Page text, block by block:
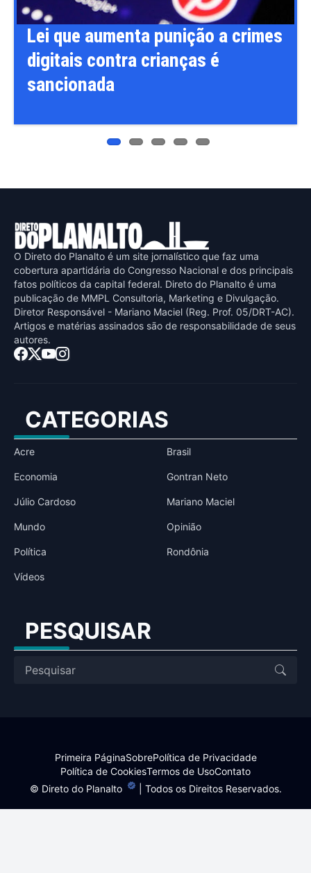
Lei que aumenta punição a crimes
digitais contra crianças é
sancionada
O Direto do Planalto é um site jornalístico que faz uma
cobertura apartidária do Congresso Nacional e dos principais
fatos políticos da capital federal. Direto do Planalto é uma
publicaçāo de MMPL Consultoria, Marketing e Divulgaçāo.
Diretor Responsável - Mariano Maciel (Reg. Prof. 05/DRT-AC).
Artigos e matérias assinados sāo de responsabilidade de seus
autores.
CATEGORIAS
Acre Brasil
Economia Gontran Neto
Júlio Cardoso Mariano Maciel
Mundo Opinião
Política Rondônia
Vídeos
PESQUISAR
© Direto do Planalto | Todos os Direitos Reservados.
Primeira PáginaSobrePolítica de Privacidade
Política de CookiesTermos de UsoContato